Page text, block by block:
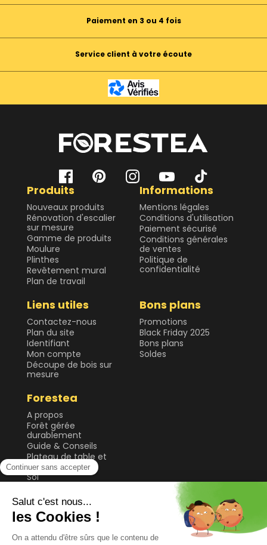
Paiement en 3 ou 4 fois
Service client à votre écoute
Produits
Nouveaux produits
Rénovation d'escalier
sur mesure
Gamme de produits
Moulure
Plinthes
Revêtement mural
Plan de travail
Informations
Mentions légales
Conditions d'utilisation
Paiement sécurisé
Conditions générales
de ventes
Politique de
confidentialité
Liens utiles
Contactez-nous
Plan du site
Identifiant
Mon compte
Découpe de bois sur
mesure
Bons plans
Promotions
Black Friday 2025
Bons plans
Soldes
Forestea
A propos
Forêt gérée
durablement
Guide & Conseils
Plateau de table et
bureau
Sol
Tasseau, planche et
lame